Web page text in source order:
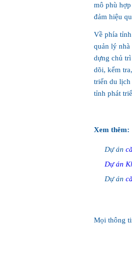
mô phù
đảm hiệu
Về phía
quản lý nhà
dựng chủ
dõi, kểm
triển du lịch
tỉnh phát
Xem thêm:
Dự án
Dự án
Dự án
Mọi thông